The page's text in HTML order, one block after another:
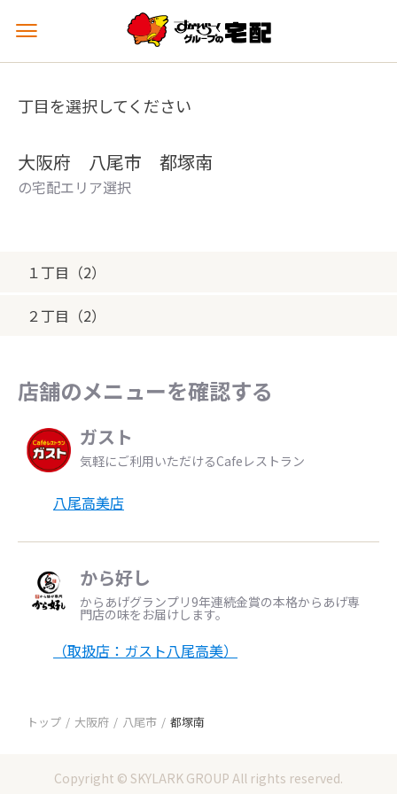
メ
ュ
を
丁目を選択してください
大阪府 八尾市 都塚南
の宅配エリア選択
１丁目（2）
２丁目（2）
店舗のメニューを確認する
ガスト
気軽にご利用いただけるCafeレストラン
八尾高美店
から好し
からあげグランプリ9年連続金賞の本格からあげ専
門店の味をお届けします。
（取扱店：ガスト八尾高美）
トップ 大阪府 八尾市 都塚南
Copyright © SKYLARK GROUP All rights reserved.